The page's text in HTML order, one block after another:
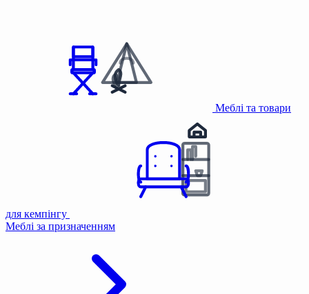
Меблі та товари
для кемпінгу
Меблі за призначенням